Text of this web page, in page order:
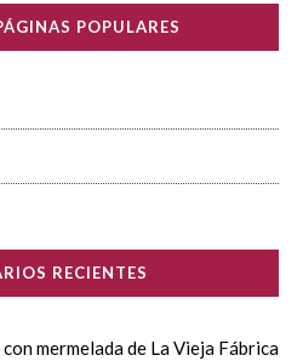
POPULARES
RECIENTES
mermelada de La Vieja Fábrica